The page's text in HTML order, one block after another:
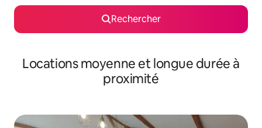
Rechercher
Locations moyenne et longue durée à
proximité